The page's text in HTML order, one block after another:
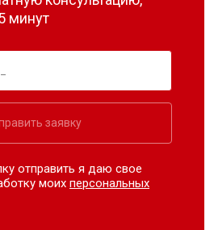
минут
заявку
отправить я даю свое
моихперсональных